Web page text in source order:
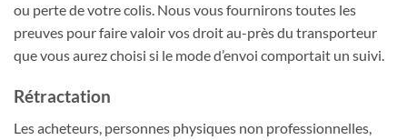
ou perte de votre colis. Nous vous fournirons toutes les
preuves pour faire valoir vos droit au-près du transporteur
que vous aurez choisi si le mode d’envoi comportait un suivi.
Rétractation
Les acheteurs, personnes physiques non professionnelles,